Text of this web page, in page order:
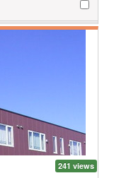
241 views